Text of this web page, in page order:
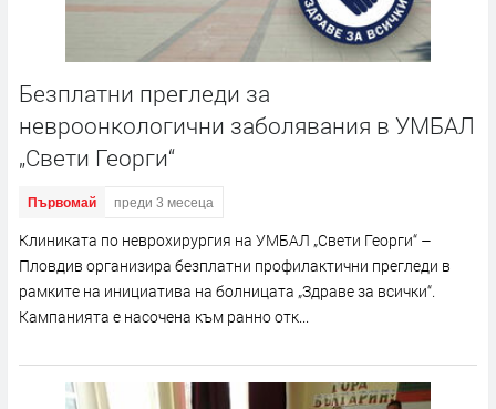
Безплатни прегледи за
невроонкологични заболявания в УМБАЛ
„Свети Георги“
Първомай преди 3 месеца
Клиниката по неврохирургия на УМБАЛ „Свети Георги“ –
Пловдив организира безплатни профилактични прегледи в
рамките на инициатива на болницата „Здраве за всички“.
Кампанията е насочена към ранно отк...